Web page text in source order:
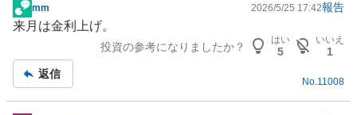
掲
示
事
mm 2026/5/25 17:42報告
来月は金利上げ。
投資の参考になりましたか？
はい
5
いいえ
1
返信
No.11008